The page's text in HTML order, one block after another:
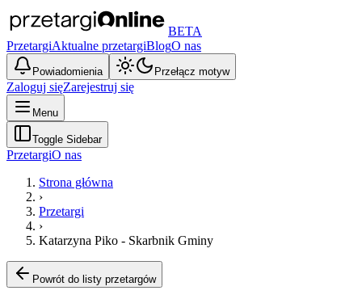
BETA
PrzetargiAktualne przetargiBlogO nas
Powiadomienia Przełącz motyw
Zaloguj sięZarejestruj się
Menu
Toggle Sidebar
PrzetargiO nas
Strona główna
›
Przetargi
›
Katarzyna Piko - Skarbnik Gminy
Powrót do listy przetargów